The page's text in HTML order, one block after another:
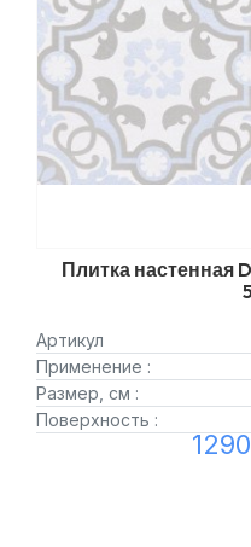
Плитка настенная
Артикул
Применение :
Размер, см :
Поверхность :